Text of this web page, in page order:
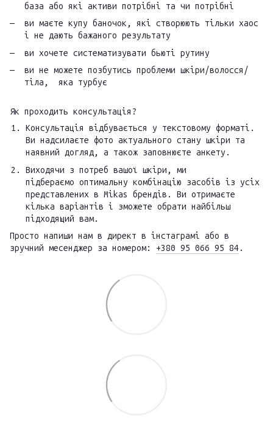
база або які активи потрібні та чи потрібні
ви маєте купу баночок, які створюють тільки хаос
і не дають бажаного результату
ви хочете систематизувати бьюті рутину
ви не можете позбутись проблеми шкіри/волосся/
тіла, яка турбує
Як проходить консультація?
Консультація відбувається у текстовому форматі.
Ви надсилаєте фото актуального стану шкіри та
наявний догляд, а також заповнюєте анкету.
Виходячи з потреб вашої шкіри, ми
підбераємо оптимальну комбінацію засобів із усіх
представлених в Mikas брендів. Ви отримаєте
кілька варіантів і зможете обрати найбільш
підходящий вам.
Просто напиши нам в директ в інстаграмі або в
зручний месенджер за номером: +380 95 066 95 84.